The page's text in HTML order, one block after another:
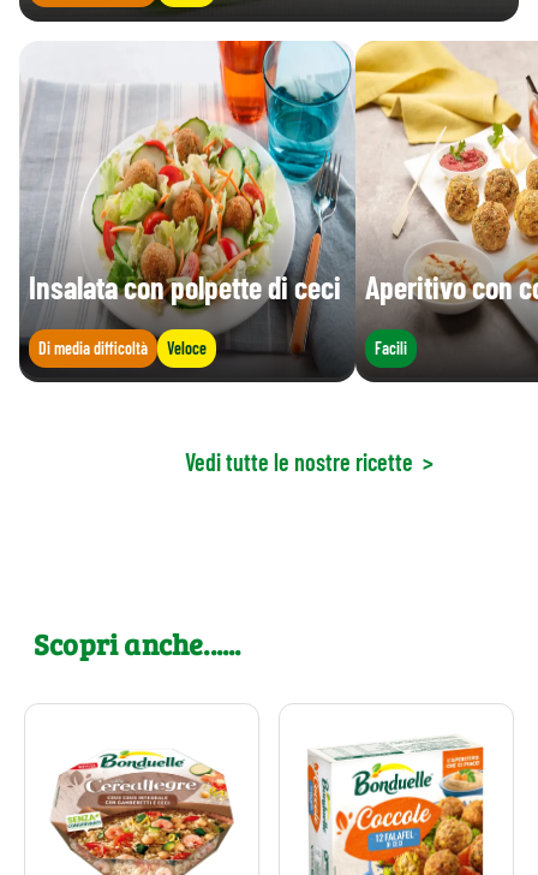
Insalata con polpette di ceci
Di media difficoltà Veloce
Aperitivo con
Facili
Vedi tutte le nostre ricette >
Scopri anche......